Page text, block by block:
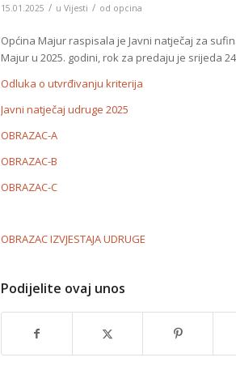
15.01.2025 / u Vijesti / od opcina
Općina Majur raspisala je Javni natječaj za
Majur u 2025. godini, rok za predaju je srijeda
Odluka o utvrđivanju kriterija
Javni natječaj udruge 2025
OBRAZAC-A
OBRAZAC-B
OBRAZAC-C
OBRAZAC IZVJESTAJA UDRUGE
Podijelite ovaj unos